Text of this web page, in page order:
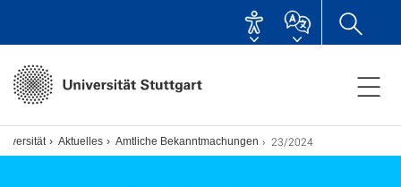
Aktuelles Amtliche Bekanntmachungen 23/2024